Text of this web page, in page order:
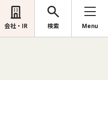
会社・IR 検索 Menu